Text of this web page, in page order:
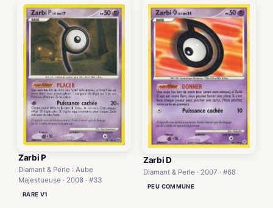
Zarbi P
Diamant & Perle : Aube
Majestueuse · 2008 · #33
RARE V1
Zarbi D
Diamant & Perle · 2007 · #68
PEU COMMUNE